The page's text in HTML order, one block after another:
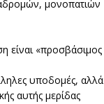
μονοπατιών
είναι «προσβάσιμος
υποδομές, αλλά
αυτής μερίδας